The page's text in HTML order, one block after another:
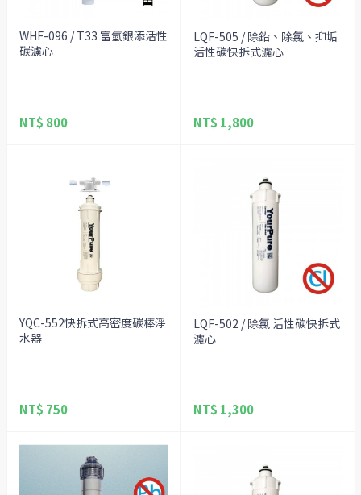
WHF-096 / T33 富氫銀添活性
碳濾心
NT$ 800
LQF-505 / 除鉛、除氯、抑垢
活性碳快拆式濾心
NT$ 1,800
YQC-552快拆式高密度碳棒淨
水器
NT$ 750
LQF-502 / 除氯 活性碳快拆式
濾心
NT$ 1,300